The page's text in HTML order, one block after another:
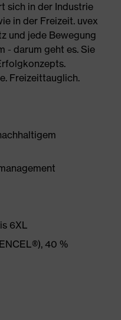
sich in der Industrie
in der Freizeit. uvex
und jede Bewegung
- darum geht es. Sie
Freizeittauglich.
6XL
40 %